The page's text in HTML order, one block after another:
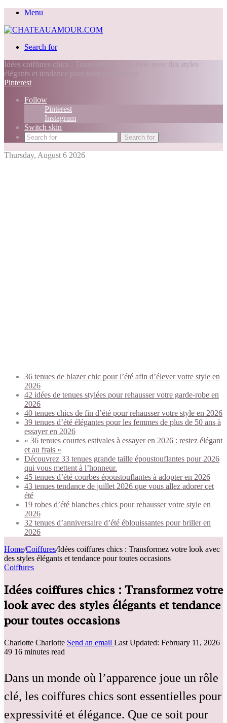
Menu
Search for
Idées coiffures chics : Transformez votre look avec des styles
élégants et tendance pour toutes occasions
Pinterest
Follow
Pinterest
Instagram
Switch skin
Search for
Thursday, August 6 2026
36 tenues de blazer chic pour l’été afin d’élever votre style en
2026
42 idées de tenues stylées pour rehausser votre garde-robe en
2026
40 tenues chics de fin d’été pour rehausser votre style en 2026
39 tenues d’été élégantes pour les femmes de plus de 50 ans à
essayer en 2026
« 36 tenues courtes estivales à essayer en 2026 : restez élégant
et au frais »
Découvrez 33 tenues grande taille époustouflantes pour 2026
qui vous mettent à l’honneur.
45 tenues d’été courbes époustouflantes à adopter en 2026
43 tenues tendance de juillet 2026 que vous allez adorer cet
été
19 robes d’été blanches chics pour rehausser votre style en
2026
32 tenues d’anniversaire d’été éblouissantes pour briller en
2026
Home/Coiffures/Idées coiffures chics : Transformez votre look avec
des styles élégants et tendance pour toutes occasions
Coiffures
Idées coiffures chics : Transformez votre
look avec des styles élégants et tendance
pour toutes occasions
Charlotte Charlotte Send an email Last Updated: February 11, 2026
49 16 minutes read
Dans un monde où l’apparence joue un rôle
clé, les coiffures chics sont essentielles pour
expressivité et élégance. Que ce soit pour